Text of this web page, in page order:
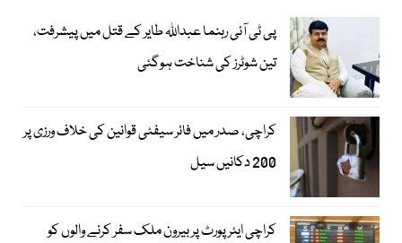
پی ٹی آئی رہنما عبداللہ طایر کے قتل میں پیشرفت،
تین شوٹرز کی شناخت ہوگئی
کراچی، صدر میں فائر سیفٹی قوانین کی خلاف ورزی پر
200 دکانیں سیل
کراچی ایئرپورٹ پر بیرون ملک سفر کرنے والوں کو